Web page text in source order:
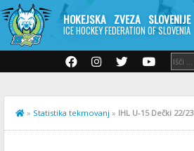
HOKEJSKA ZVEZA SLOVENIJE
ICE HOCKEY FEDERATION OF SLOVENIA
» Statistika tekmovanj » IHL U-15 Dečki 22/23